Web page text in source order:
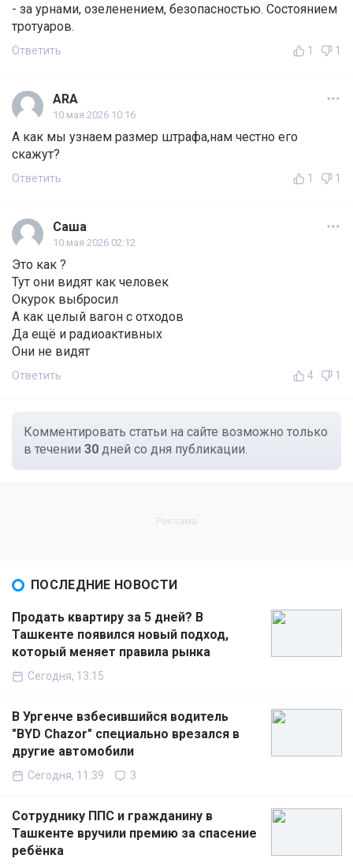
- за урнами, озеленением, безопасностью. Состоянием
тротуаров.
Ответить 1 1
ARA
10 мая 2026 10:16
А как мы узнаем размер штрафа,нам честно его
скажут?
Ответить 1 1
Саша
10 мая 2026 02:12
Это как ?
Тут они видят как человек
Окурок выбросил
А как целый вагон с отходов
Да ещё и радиоактивных
Они не видят
Ответить 4 1
Комментировать статьи на сайте возможно только
в течении 30 дней со дня публикации.
ПОСЛЕДНИЕ НОВОСТИ
Продать квартиру за 5 дней? В
Ташкенте появился новый подход,
который меняет правила рынка
Сегодня, 13:15
В Ургенче взбесившийся водитель
"BYD Chazor" специально врезался в
другие автомобили
Сегодня, 11:39 3
Сотруднику ППС и гражданину в
Ташкенте вручили премию за спасение
ребёнка